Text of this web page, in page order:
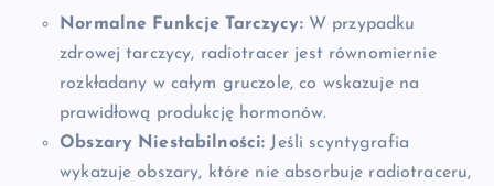
Normalne Funkcje Tarczycy:W przypadku
zdrowej tarczycy, radiotracer jest równomiernie
rozkładany w całym gruczole, co wskazuje na
prawidłową produkcję hormonów.
Obszary Niestabilności: Jeśli scyntygrafia
wykazuje obszary, które nie absorbuje radiotraceru,